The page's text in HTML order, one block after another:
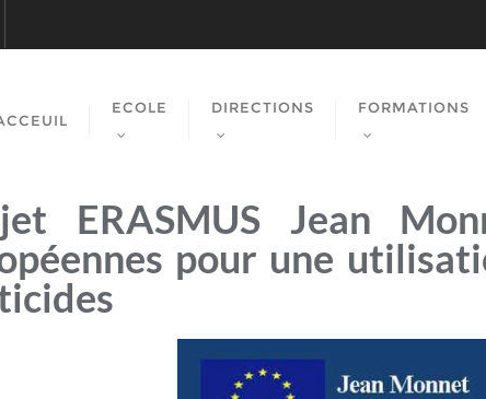
ECOLE DIRECTIONS FORMATIONS
ERASMUS Jean
pour une